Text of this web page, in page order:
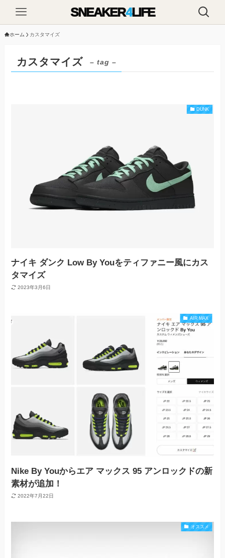
SNEAKER4LIFE
ホーム カスタマイズ
カスタマイズ – tag –
DUNK
ナイキ ダンク Low By Youをティファニー風にカス
タマイズ
2023年3月6日
AIR MAX
Nike By Youからエア マックス 95 アンロックドの新
素材が追加！
2022年7月22日
オススメ